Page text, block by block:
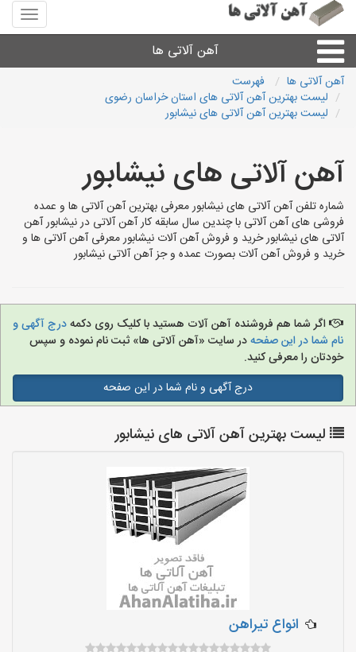
منوی
سایت
آلاتی
آهن آلاتی ها
میلگرد نبشی،مفتول
لوله و اتصالات
سایر آهن آلات
آهن آلاتی ها
فهرست
لیست بهترین آهن آلاتی های استان خراسان رضوی
لیست بهترین آهن آلاتی های نیشابور
آهن آلاتی های نیشابور
شماره تلفن آهن آلاتی های نیشابور معرفی بهترین آهن آلاتی ها و عمده
فروشی های آهن آلاتی با چندین سال سابقه کار آهن آلاتی در نیشابور آهن
آلاتی های نیشابور خرید و فروش آهن آلات نیشابور معرفی آهن آلاتی ها و
خرید و فروش آهن آلات بصورت عمده و جز آهن آلاتی نیشابور
اگر شما هم فروشنده آهن آلات هستید با کلیک روی دکمهدرج آگهی و
نام شما در این صفحهدر سایت «آهن آلاتی ها» ثبت نام نموده و سپس
خودتان را معرفی کنید.
درج آگهی و نام شما در این صفحه
لیست بهترین آهن آلاتی های نیشابور
انواع تیراهن